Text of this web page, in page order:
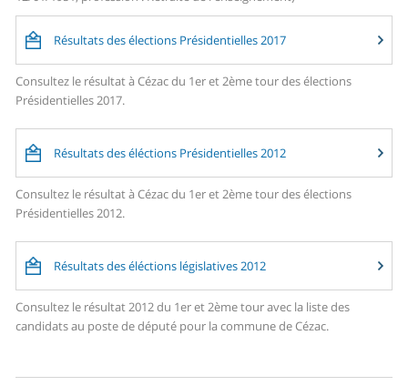
Résultats des élections Présidentielles 2017
Consultez le résultat à Cézac du 1er et 2ème tour des élections
Présidentielles 2017.
Résultats des éléctions Présidentielles 2012
Consultez le résultat à Cézac du 1er et 2ème tour des élections
Présidentielles 2012.
Résultats des éléctions législatives 2012
Consultez le résultat 2012 du 1er et 2ème tour avec la liste des
candidats au poste de député pour la commune de Cézac.